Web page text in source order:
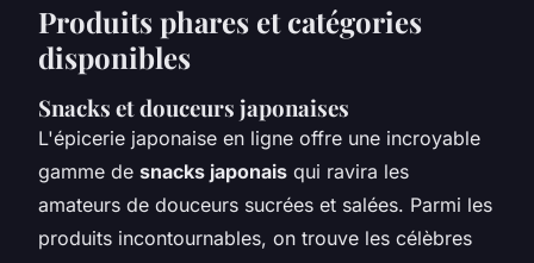
Produits phares et catégories
disponibles
Snacks et douceurs japonaises
L'épicerie japonaise en ligne offre une incroyable
gamme de snacks japonais qui ravira les
amateurs de douceurs sucrées et salées. Parmi les
produits incontournables, on trouve les célèbres